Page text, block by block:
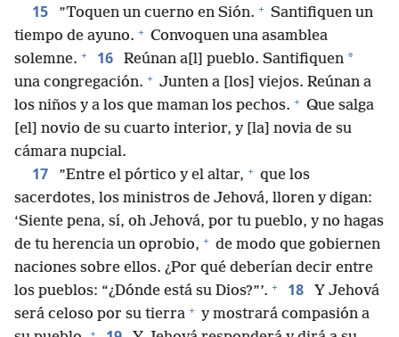
15 ”Toquen un cuerno en Sión. + Santifiquen un
tiempo de ayuno. + Convoquen una asamblea
solemne. + 16 Reúnan a[l] pueblo. Santifiquen *
una congregación. + Junten a [los] viejos. Reúnan a
los niños y a los que maman los pechos. + Que salga
[el] novio de su cuarto interior, y [la] novia de su
cámara nupcial.
17 ”Entre el pórtico y el altar, + que los
sacerdotes, los ministros de Jehová, lloren y digan:
‘Siente pena, sí, oh Jehová, por tu pueblo, y no hagas
de tu herencia un oprobio, + de modo que gobiernen
naciones sobre ellos. ¿Por qué deberían decir entre
los pueblos: “¿Dónde está su Dios?”’. + 18
Y Jehová
será celoso por su tierra + y mostrará compasión a
+